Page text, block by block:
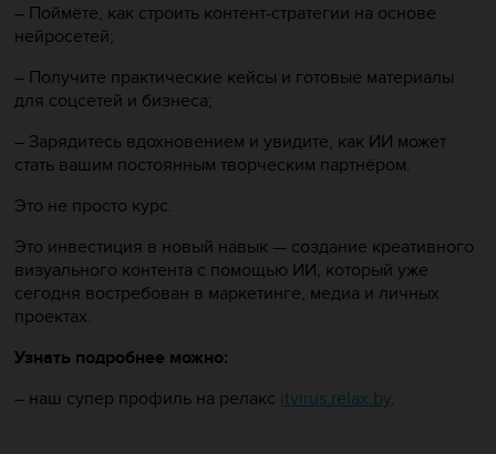
– Поймёте, как строить контент-стратегии на основе
нейросетей;
– Получите практические кейсы и готовые материалы
для соцсетей и бизнеса;
– Зарядитесь вдохновением и увидите, как ИИ может
стать вашим постоянным творческим партнёром.
Это не просто курс.
Это инвестиция в новый навык — создание креативного
визуального контента с помощью ИИ, который уже
сегодня востребован в маркетинге, медиа и личных
проектах.
Узнать подробнее можно:
– наш супер профиль на релакс itvirus.relax.by.